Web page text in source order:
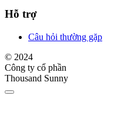
Hỗ trợ
Câu hỏi thường gặp
© 2024
Công ty cổ phần
Thousand Sunny